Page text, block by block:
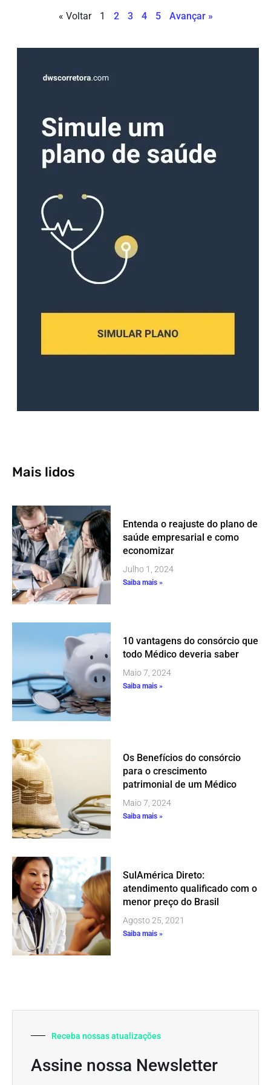
« Voltar 1 2 3 4 5 Avançar »
Mais lidos
Entenda o reajuste do plano de
saúde empresarial e como
economizar
Julho 1, 2024
Saiba mais »
10 vantagens do consórcio que
todo Médico deveria saber
Maio 7, 2024
Saiba mais »
Os Benefícios do consórcio
para o crescimento
patrimonial de um Médico
Maio 7, 2024
Saiba mais »
SulAmérica Direto:
atendimento qualificado com o
menor preço do Brasil
Agosto 25, 2021
Saiba mais »
Receba nossas atualizações
Assine nossa Newsletter